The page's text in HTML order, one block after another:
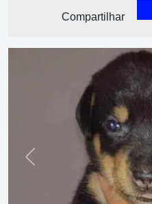
Compartilhar
Previous